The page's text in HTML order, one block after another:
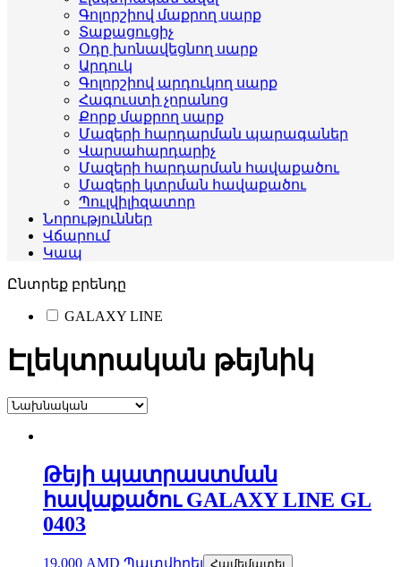
Գոլորշիով մաքրող սարք
Տաքացուցիչ
Օդը խոնավեցնող սարք
Արդուկ
Գոլորշիով արդուկող սարք
Հագուստի չորանոց
Քորք մաքրող սարք
Մազերի հարդարման պարագաներ
Վարսահարդարիչ
Մազերի հարդարման հավաքածու
Մազերի կտրման հավաքածու
Պուլվիլիզատոր
Նորություններ
Վճարում
Կապ
Ընտրեք բրենդը
GALAXY LINE
Էլեկտրական թեյնիկ
Թեյի պատրաստման
հավաքածու GALAXY LINE GL
0403
19,000 AMD Պատվիրել Համեմատել